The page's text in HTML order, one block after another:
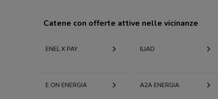
Catene con offerte attive nelle vicinanze
ENEL X PAY ILIAD
E.ON ENERGIA A2A ENERGIA